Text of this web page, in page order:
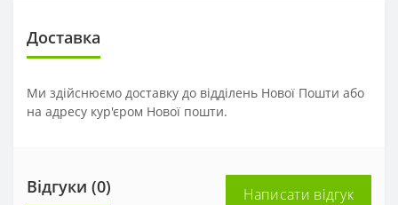
Доставка
Ми здійснюємо доставку до відділень Нової Пошти або
на адресу кур'єром Нової пошти.
Відгуки (0) Написати відгук